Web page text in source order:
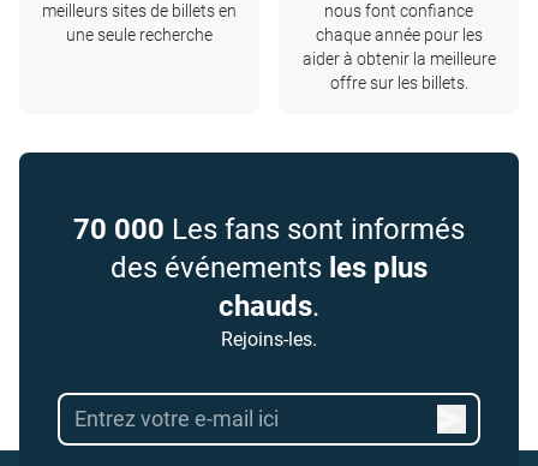
meilleurs sites de billets en
une seule recherche
nous font confiance
chaque année pour les
aider à obtenir la meilleure
offre sur les billets.
70 000 Les fans sont informés
des événements les plus
chauds.
Rejoins-les.